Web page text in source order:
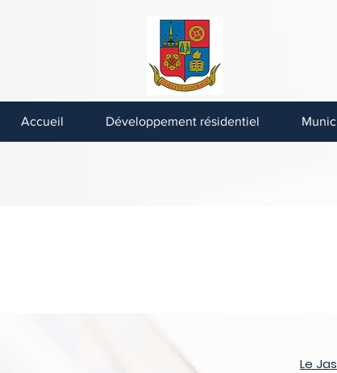
Accueil Développement résidentiel
Le